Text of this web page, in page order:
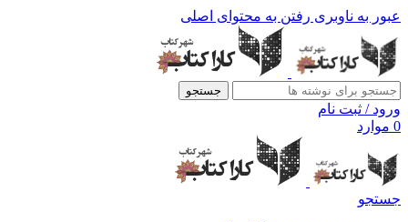
عبور به ناوبری رفتن به محتوای اصلی
جستجو
ورود / ثبت نام
0 موارد
جستجو